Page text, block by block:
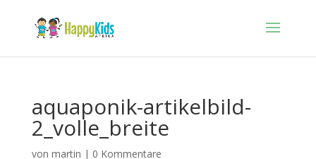
aquaponik-artikelbild-
2_volle_breite
von martin | 0 Kommentare